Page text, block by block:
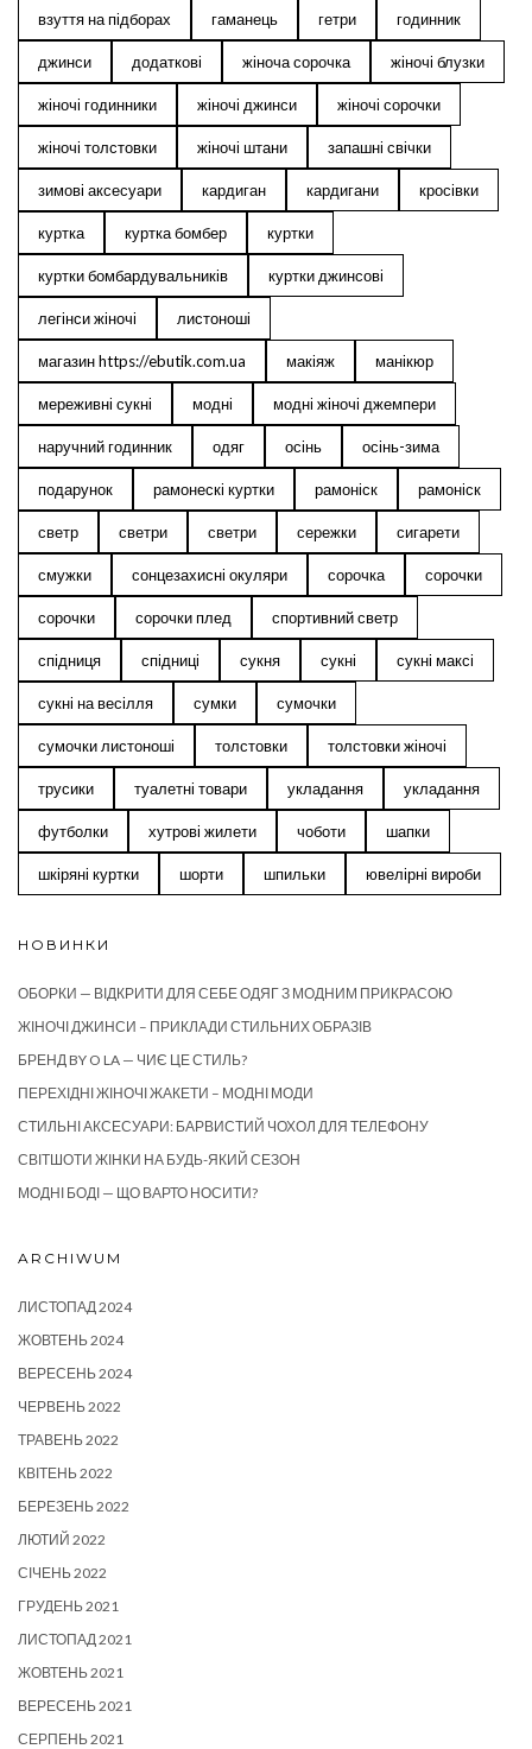
взуття на підборах гаманець гетри годинник
джинси додаткові жіноча сорочка жіночі блузки
жіночі годинники жіночі джинси жіночі сорочки
жіночі толстовки жіночі штани запашні свічки
зимові аксесуари кардиган кардигани кросівки
куртка куртка бомбер куртки
куртки бомбардувальників куртки джинсові
легінси жіночі листоноші
магазин https://ebutik.com.ua макіяж манікюр
мереживні сукні модні модні жіночі джемпери
наручний годинник одяг осінь осінь-зима
подарунок рамонескі куртки рамоніск рамоніск
светр светри светри сережки сигарети
смужки сонцезахисні окуляри сорочка сорочки
сорочки сорочки плед спортивний светр
спідниця спідниці сукня сукні сукні максі
сукні на весілля сумки сумочки
сумочки листоноші толстовки толстовки жіночі
трусики туалетні товари укладання укладання
футболки хутрові жилети чоботи шапки
шкіряні куртки шорти шпильки ювелірні вироби
НОВИНКИ
ОБОРКИ — ВІДКРИТИ ДЛЯ СЕБЕ ОДЯГ З МОДНИМ ПРИКРАСОЮ
ЖІНОЧІ ДЖИНСИ – ПРИКЛАДИ СТИЛЬНИХ ОБРАЗІВ
БРЕНД BY O LA — ЧИЄ ЦЕ СТИЛЬ?
ПЕРЕХІДНІ ЖІНОЧІ ЖАКЕТИ – МОДНІ МОДИ
СТИЛЬНІ АКСЕСУАРИ: БАРВИСТИЙ ЧОХОЛ ДЛЯ ТЕЛЕФОНУ
СВІТШОТИ ЖІНКИ НА БУДЬ-ЯКИЙ СЕЗОН
МОДНІ БОДІ — ЩО ВАРТО НОСИТИ?
ARCHIWUM
ЛИСТОПАД 2024
ЖОВТЕНЬ 2024
ВЕРЕСЕНЬ 2024
ЧЕРВЕНЬ 2022
ТРАВЕНЬ 2022
КВІТЕНЬ 2022
БЕРЕЗЕНЬ 2022
ЛЮТИЙ 2022
СІЧЕНЬ 2022
ГРУДЕНЬ 2021
ЛИСТОПАД 2021
ЖОВТЕНЬ 2021
ВЕРЕСЕНЬ 2021
СЕРПЕНЬ 2021